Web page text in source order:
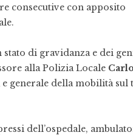
consecutive con apposito
di gravidanza e dei
alla Polizia Locale
generale della mobilità
dell’ospedale,